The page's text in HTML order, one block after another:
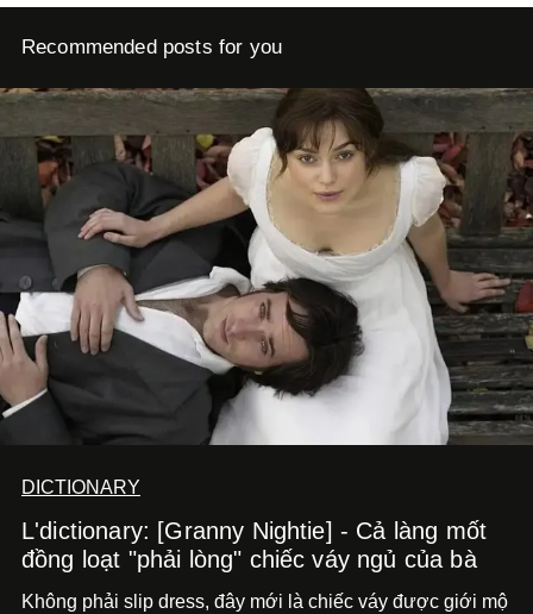
Recommended posts for you
DICTIONARY
L'dictionary: [Granny Nightie] - Cả làng mốt
đồng loạt "phải lòng" chiếc váy ngủ của bà
Không phải slip dress, đây mới là chiếc váy được giới mộ